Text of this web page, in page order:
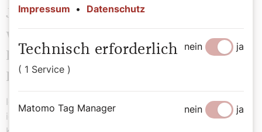
Jahrzehnt nicht greifbar ist, aber der
wohl der bekannteste ist: Papst
Franziskus. Wie erleben Sie sein
Pontifikat?
Ich hatte drei Begegnungen mit ihm. In Bulgarien habe
ich Papst Franziskus 2019 vor der Alexander-Newski-
Impressum • Datenschutz
Technisch erforderlich
( 1 Service )
nein ja
Matomo Tag Manager nein ja